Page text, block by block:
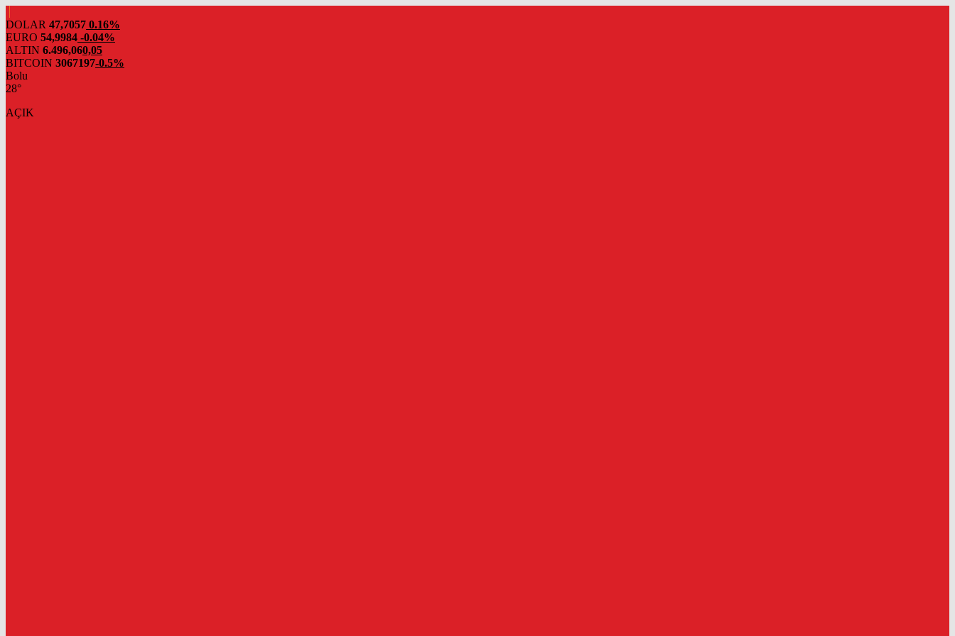
DOLAR 47,7057 0.16%
EURO 54,9984 -0.04%
ALTIN 6.496,060,05
BITCOIN 3067197-0.5%
Bolu
28°
AÇIK